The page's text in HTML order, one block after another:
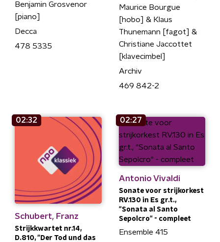
Benjamin Grosvenor
[piano]
Decca
478 5335
Maurice Bourgue
[hobo] & Klaus
Thunemann [fagot] &
Christiane Jaccottet
[klavecimbel]
Archiv
469 842-2
02:32
Schubert, Franz
Strijkkwartet nr.14,
D.810, "Der Tod und das
02:27
Antonio Vivaldi
Sonate voor strijkorkest
RV.130 in Es gr.t.,
"Sonata al Santo
Sepolcro" - compleet
Ensemble 415